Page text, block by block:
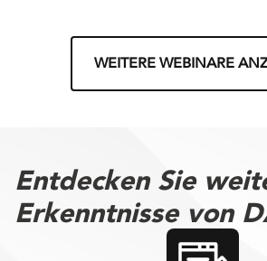
WEITERE WEBINARE
Entdecken Sie
Erkenntnisse von